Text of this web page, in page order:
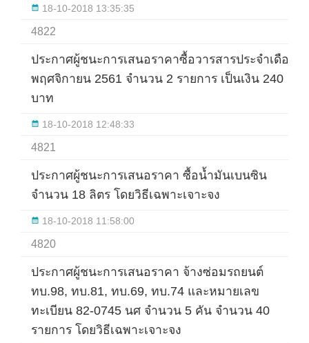
18-10-2018 13:35:35
4822
ประกาศผู้ชนะการเสนอราคาซื้อวารสารประจำเดือน
พฤศจิกายน 2561 จำนวน 2 รายการ เป็นเงิน 240
บาท
18-10-2018 12:48:33
4821
ประกาศผู้ชนะการเสนอราคา ซื้อน้ำมันเบนซิน
จำนวน 18 ลิตร โดยวิธีเฉพาะเจาะจง
18-10-2018 11:58:00
4820
ประกาศผู้ชนะการเสนอราคา จ้างซ่อมรถยนต์
ทบ.98, ทบ.81, ทบ.69, ทบ.74 และหมายเลข
ทะเบียน 82-0745 นศ จำนวน 5 คัน จำนวน 40
รายการ โดยวิธีเฉพาะเจาะจง